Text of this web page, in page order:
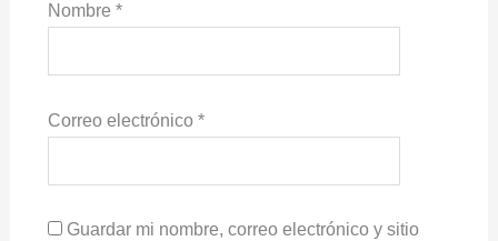
Nombre *
Correo electrónico *
Guardar mi nombre, correo electrónico y sitio